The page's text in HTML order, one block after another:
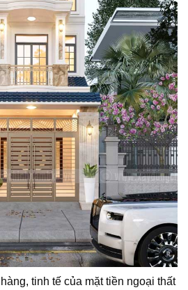
tinh tế của mặt tiền ngoại thất